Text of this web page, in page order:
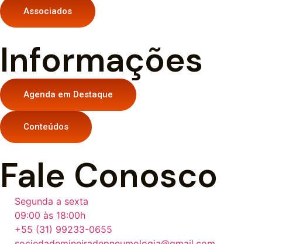
Associados
Informações
Agenda em Destaque
Conteúdos
Fale Conosco
Segunda a sexta
09:00 às 18:00h
+55 (31) 99233-0655